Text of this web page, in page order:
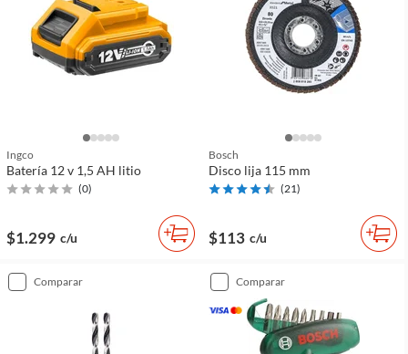
Ingco
Batería 12 v 1,5 AH litio
(0)
$1.299 c/u
Bosch
Disco lija 115 mm
(21)
$113 c/u
comparar comparar